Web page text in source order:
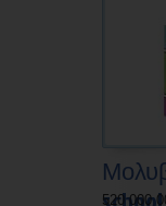
520 000